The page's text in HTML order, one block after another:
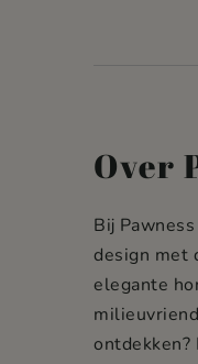
Over
Bij
design met
elegante
ontdekken?